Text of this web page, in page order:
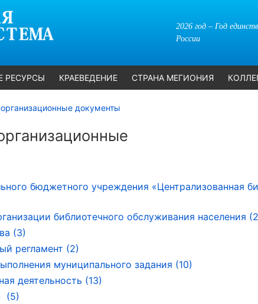
2026 год – Год
России
РЕСУРСЫ КРАЕВЕДЕНИЕ СТРАНА МЕГИОНИЯ
документы
бюджетного учреждения «Централизованная
библиотечного обслуживания населения
(3)
регламент (2)
муниципального задания (10)
деятельность (13)
(5)